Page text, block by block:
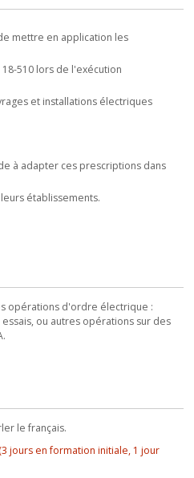
mettre en application les
510 lors de l'exécution
et installations électriques
à adapter ces prescriptions dans
établissements.
opérations d'ordre électrique :
ou autres opérations sur des
le français.
jours en formation initiale, 1 jour